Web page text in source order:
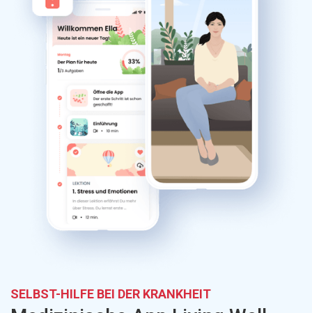
SELBST-HILFE BEI DER KRANKHEIT